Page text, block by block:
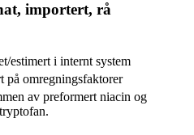
importert, rå
estimert i internt system
på omregningsfaktorer
av preformert niacin og